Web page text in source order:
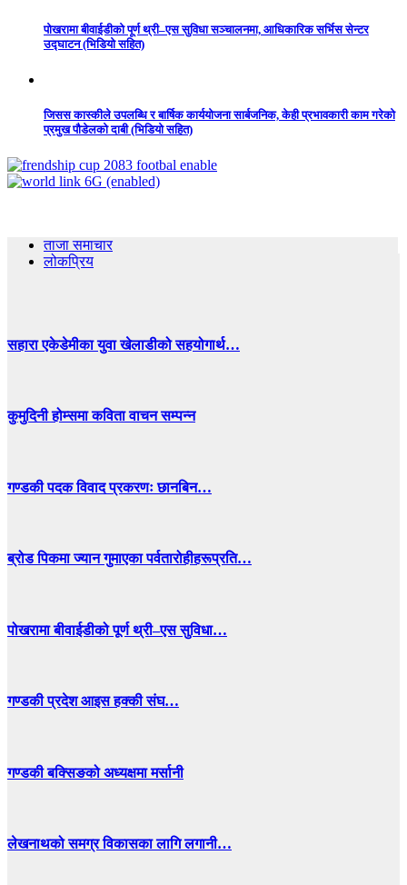
पोखरामा बीवाईडीको पूर्ण थ्री–एस सुविधा सञ्चालनमा, आधिकारिक सर्भिस सेन्टर
उद्घाटन (भिडियो सहित)
जिसस कास्कीले उपलब्धि र बार्षिक कार्ययोजना सार्बजनिक, केही प्रभावकारी काम गरेको
प्रमुख पौडेलको दाबी (भिडियो सहित)
ताजा समाचार
लोकप्रिय
सहारा एकेडेमीका युवा खेलाडीको सहयोगार्थ…
कुमुदिनी होम्समा कविता वाचन सम्पन्न
गण्डकी पदक विवाद प्रकरणः छानबिन…
ब्रोड पिकमा ज्यान गुमाएका पर्वतारोहीहरूप्रति…
पोखरामा बीवाईडीको पूर्ण थ्री–एस सुविधा…
गण्डकी प्रदेश आइस हक्की संघ…
गण्डकी बक्सिङको अध्यक्षमा मर्सानी
लेखनाथको समग्र विकासका लागि लगानी…